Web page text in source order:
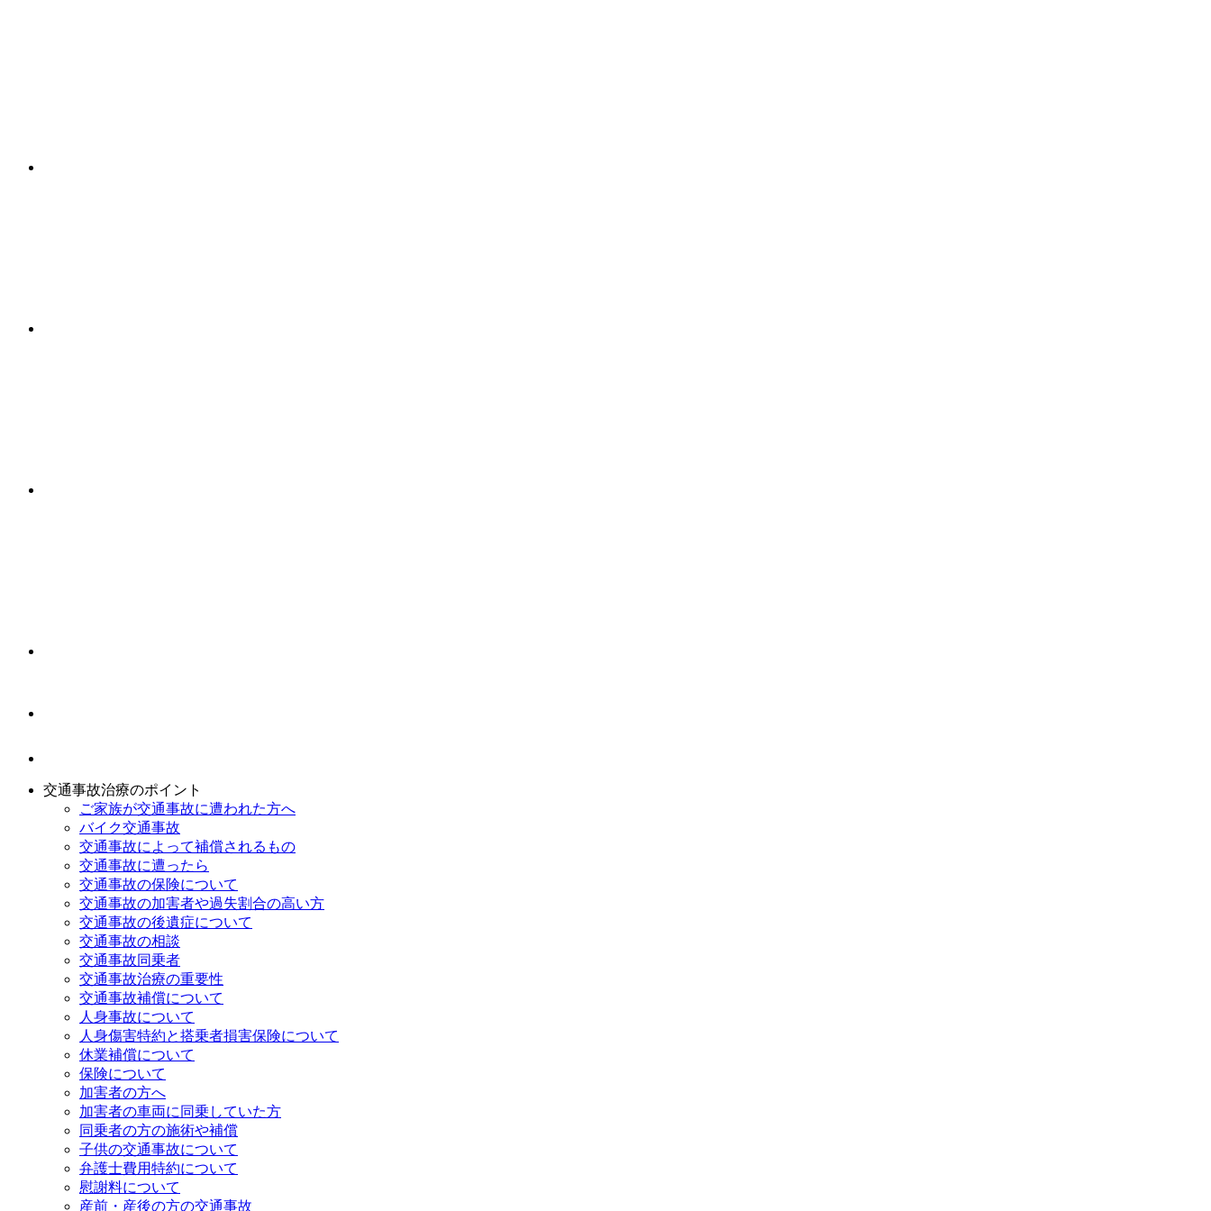
交通事故治療のポイント
ご家族が交通事故に遭われた方へ
バイク交通事故
交通事故によって補償されるもの
交通事故に遭ったら
交通事故の保険について
交通事故の加害者や過失割合の高い方
交通事故の後遺症について
交通事故の相談
交通事故同乗者
交通事故治療の重要性
交通事故補償について
人身事故について
人身傷害特約と搭乗者損害保険について
休業補償について
保険について
加害者の方へ
加害者の車両に同乗していた方
同乗者の方の施術や補償
子供の交通事故について
弁護士費用特約について
慰謝料について
産前・産後の方の交通事故